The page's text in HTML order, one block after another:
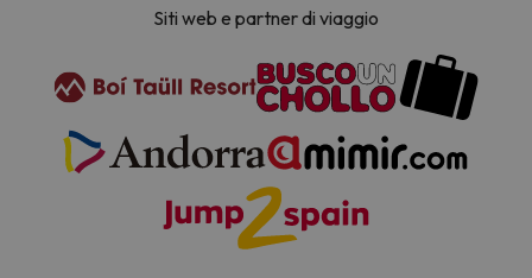
Siti web e partner di viaggio